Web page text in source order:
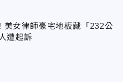
美女律師豪宅地板藏「232公
遭起訴